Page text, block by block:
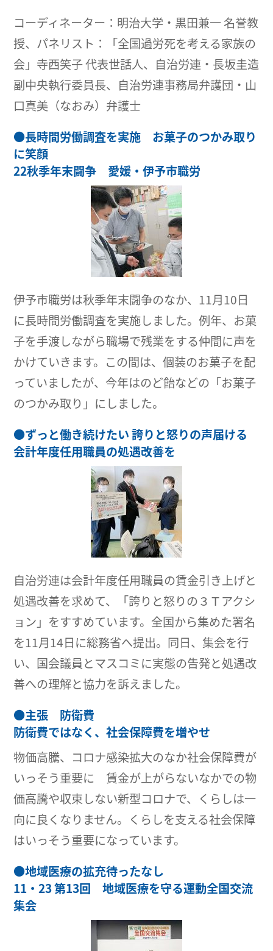
コーディネーター：明治大学・黒田兼一 名誉教
授、パネリスト：「全国過労死を考える家族の
会」寺西笑子 代表世話人、自治労連・長坂圭造
副中央執行委員長、自治労連事務局弁護団・山
口真美（なおみ）弁護士
●長時間労働調査を実施 お菓子のつかみ取り
に笑顔
22秋季年末闘争 愛媛・伊予市職労
伊予市職労は秋季年末闘争のなか、11月10日
に長時間労働調査を実施しました。例年、お菓
子を手渡しながら職場で残業をする仲間に声を
かけていきます。この間は、個装のお菓子を配
っていましたが、今年はのど飴などの「お菓子
のつかみ取り」にしました。
●ずっと働き続けたい 誇りと怒りの声届ける
会計年度任用職員の処遇改善を
自治労連は会計年度任用職員の賃金引き上げと
処遇改善を求めて、「誇りと怒りの３Ｔアクシ
ョン」をすすめています。全国から集めた署名
を11月14日に総務省へ提出。同日、集会を行
い、国会議員とマスコミに実態の告発と処遇改
善への理解と協力を訴えました。
●主張 防衛費
防衛費ではなく、社会保障費を増やせ
物価高騰、コロナ感染拡大のなか社会保障費が
いっそう重要に 賃金が上がらないなかでの物
価高騰や収束しない新型コロナで、くらしは一
向に良くなりません。くらしを支える社会保障
はいっそう重要になっています。
●地域医療の拡充待ったなし
11・23 第13回 地域医療を守る運動全国交流
集会